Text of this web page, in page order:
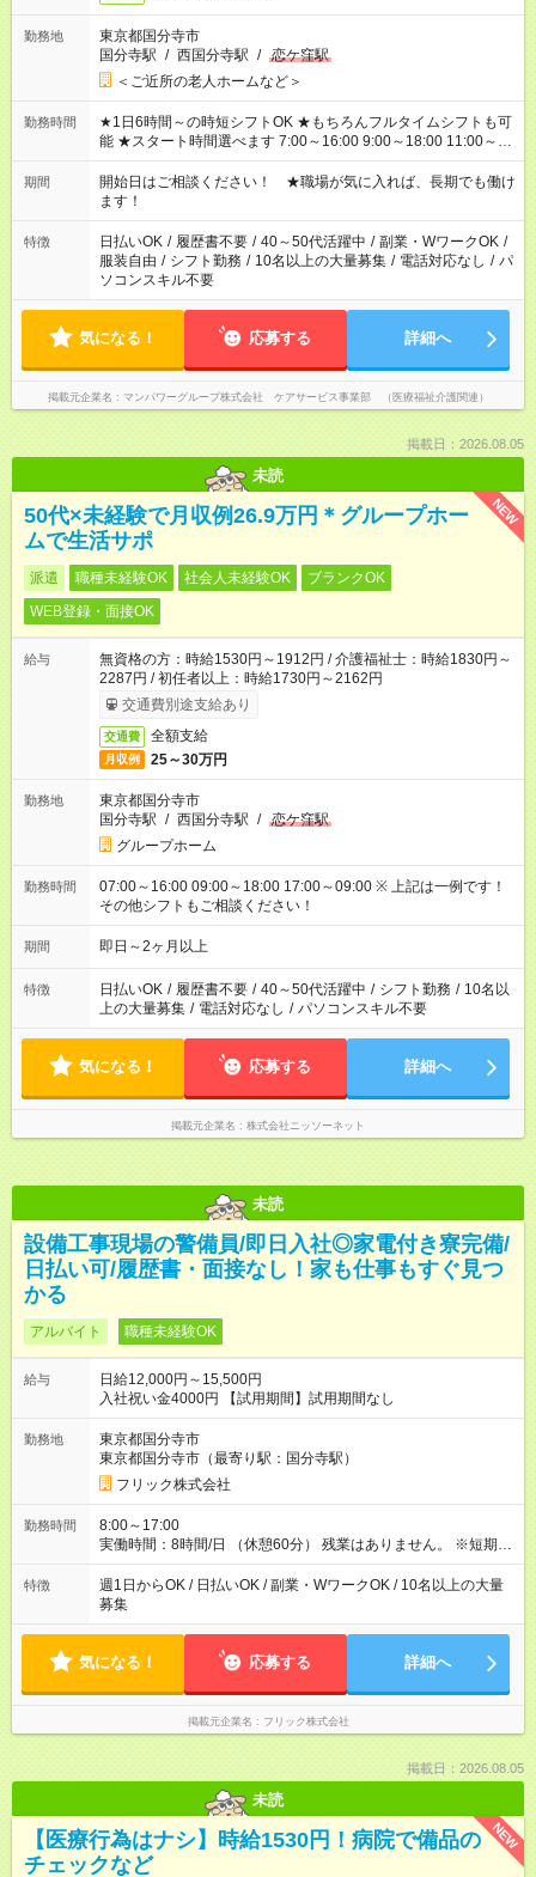
勤務地
東京都国分寺市
国分寺駅 / 西国分寺駅 / 恋ケ窪駅
＜ご近所の老人ホームなど＞
勤務時間
★1日6時間～の時短シフトOK ★もちろんフルタイムシフトも可
能 ★スタート時間選べます 7:00～16:00 9:00～18:00 11:00～
20:00 など 残業なし！ ※Wワークの場合、他のお仕事と合わせ
週40時間超の就業はご案内できません ※法令に基づき、週20時
間以上勤務は社会保険への加入対象となります ※労働者派遣法
（日雇い派遣の原則禁止）により、短時間・短期間の就業はご
案内が難しい場合があります
期間
開始日はご相談ください！ ★職場が気に入れば、長期でも働け
ます！
特徴 日払いOK / 履歴書不要 / 40～50代活躍中 / 副業・WワークOK /
服装自由 / シフト勤務 / 10名以上の大量募集 / 電話対応なし / パ
ソコンスキル不要
気になる！ 応募する 詳細へ
掲載元企業名 マンパワーグループ株式会社 ケアサービス事業部 （医療福祉介護関連）
掲載日：2026.08.05
未読
NEW
50代×未経験で月収例26.9万円＊グループホー
ムで生活サポ
派遣 職種未経験OK 社会人未経験OK
ブランクOK
WEB登録・面接OK
給与
無資格の方：時給1530円～1912円 / 介護福祉士：時給1830円～
2287円 / 初任者以上：時給1730円～2162円
交通費別途支給あり
交通費 全額支給
月収例 25～30万円
勤務地
東京都国分寺市
国分寺駅 / 西国分寺駅 / 恋ケ窪駅
グループホーム
勤務時間
07:00～16:00 09:00～18:00 17:00～09:00 ※ 上記は一例です！
その他シフトもご相談ください！
期間 即日～2ヶ月以上
特徴 日払いOK / 履歴書不要 / 40～50代活躍中 / シフト勤務 / 10名以
上の大量募集 / 電話対応なし / パソコンスキル不要
気になる！ 応募する 詳細へ
掲載元企業名 株式会社ニッソーネット
未読
設備工事現場の警備員/即日入社◎家電付き寮完備/
日払い可/履歴書・面接なし！家も仕事もすぐ見つ
かる
アルバイト 職種未経験OK
給与
日給12,000円～15,500円
入社祝い金4000円 【試用期間】試用期間なし
勤務地
東京都国分寺市
東京都国分寺市（最寄り駅：国分寺駅）
フリック株式会社
勤務時間
8:00～17:00
実働時間：8時間/日 （休憩60分） 残業はありません。 ※短期の
募集は行っておりません。予めご了承くださいませ。
特徴
週1日からOK / 日払いOK / 副業・WワークOK / 10名以上の大量
募集
気になる！ 応募する 詳細へ
掲載元企業名 フリック株式会社
掲載日：2026.08.05
未読
NEW
【医療行為はナシ】時給1530円！病院で備品の
チェックなど